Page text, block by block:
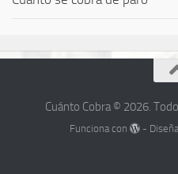
Cuánto Cobra © 2026.
Funciona con -